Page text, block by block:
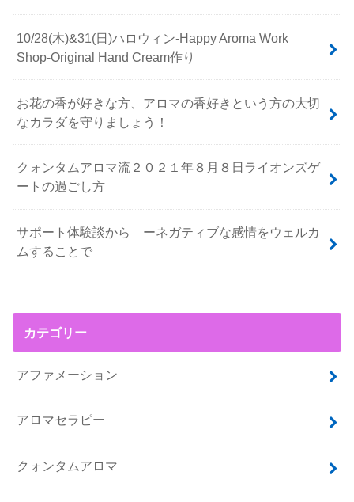
10/28(木)&31(日)ハロウィン-Happy Aroma Work
Shop-Original Hand Cream作り
お花の香が好きな方、アロマの香好きという方の大切
なカラダを守りましょう！
クォンタムアロマ流２０２１年８月８日ライオンズゲ
ートの過ごし方
サポート体験談から ーネガティブな感情をウェルカ
ムすることで
カテゴリー
アファメーション
アロマセラピー
クォンタムアロマ